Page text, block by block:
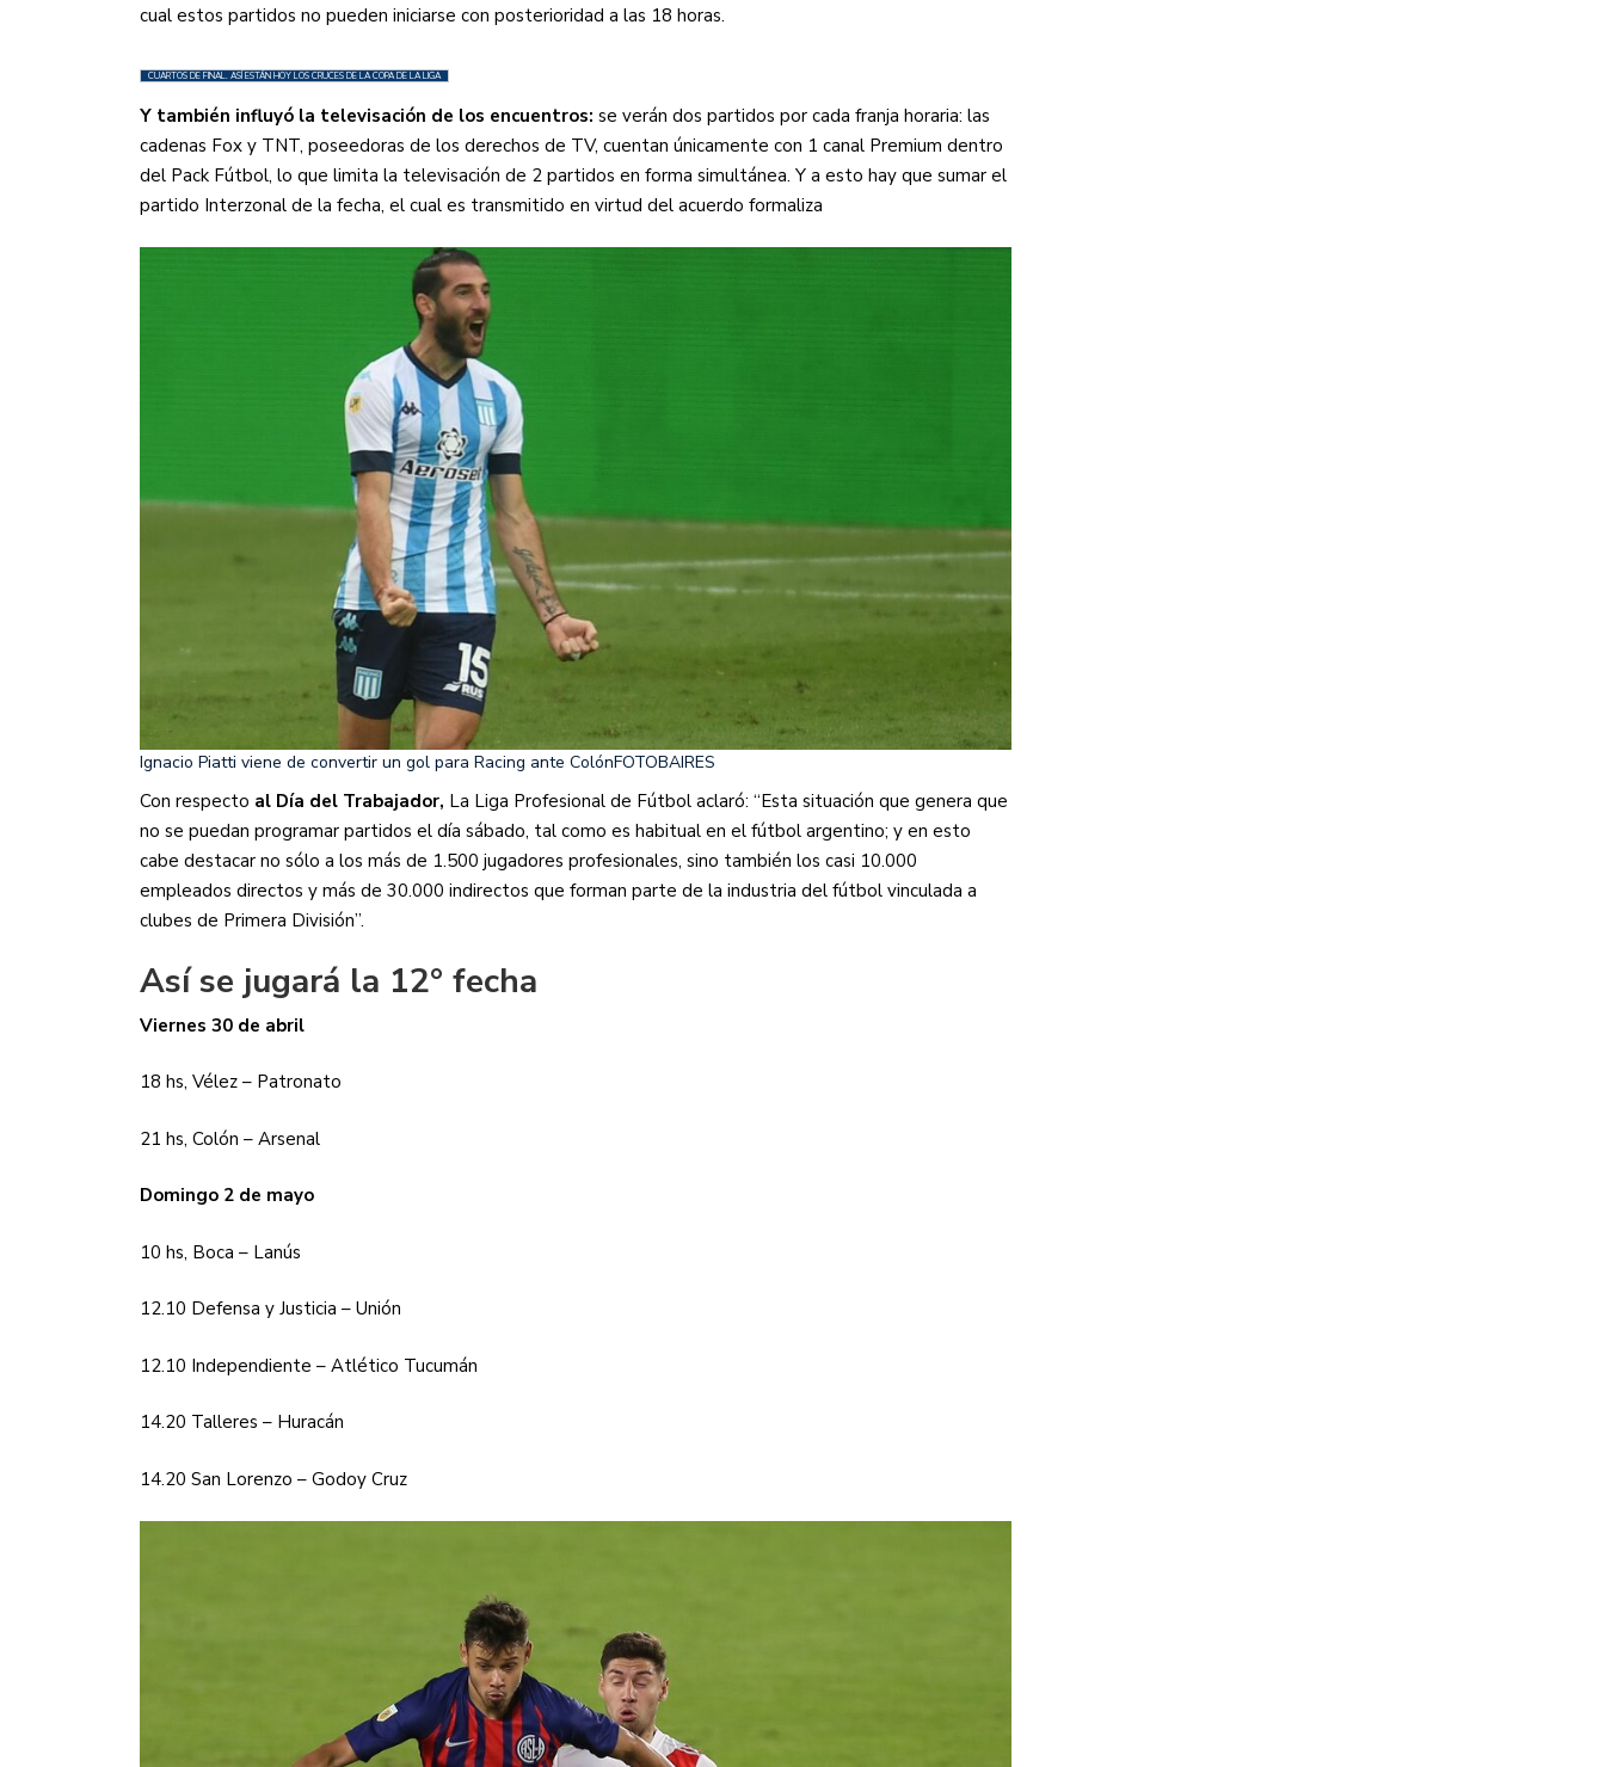
cual estos partidos no pueden iniciarse con posterioridad a las 18 horas.
CUARTOS DE FINAL. ASÍ ESTÁN HOY LOS CRUCES DE LA COPA DE LA LIGA
Y también influyó la televisación de los encuentros: se verán dos partidos por cada franja horaria: las
cadenas Fox y TNT, poseedoras de los derechos de TV, cuentan únicamente con 1 canal Premium dentro
del Pack Fútbol, lo que limita la televisación de 2 partidos en forma simultánea. Y a esto hay que sumar el
partido Interzonal de la fecha, el cual es transmitido en virtud del acuerdo formaliza
Ignacio Piatti viene de convertir un gol para Racing ante ColónFOTOBAIRES
Con respecto al Día del Trabajador, La Liga Profesional de Fútbol aclaró: “Esta situación que genera que
no se puedan programar partidos el día sábado, tal como es habitual en el fútbol argentino; y en esto
cabe destacar no sólo a los más de 1.500 jugadores profesionales, sino también los casi 10.000
empleados directos y más de 30.000 indirectos que forman parte de la industria del fútbol vinculada a
clubes de Primera División”.
Así se jugará la 12° fecha
Viernes 30 de abril
18 hs, Vélez – Patronato
21 hs, Colón – Arsenal
Domingo 2 de mayo
10 hs, Boca – Lanús
12.10 Defensa y Justicia – Unión
12.10 Independiente – Atlético Tucumán
14.20 Talleres – Huracán
14.20 San Lorenzo – Godoy Cruz